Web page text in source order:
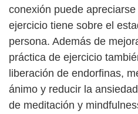
conexión puede
ejercicio tiene sobre el
persona. Además de
práctica de ejercicio
liberación de endorfinas,
ánimo y reducir la
de meditación y